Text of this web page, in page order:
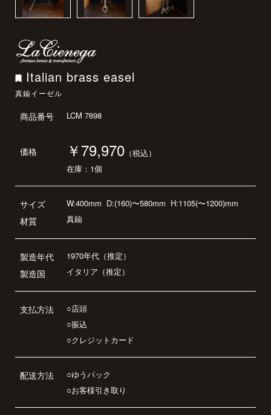
Italian brass easel
真鍮イーゼル
商品番号 LCM 7698
価格 ￥79,970 （税込）
在庫：1個
サイズ
材質
W:400mm D:(160)〜580mm H:1105(〜1200)mm
真鍮
製造年代
製造国
1970年代（推定）
イタリア（推定）
支払方法
○店頭
○振込
○クレジットカード
配送方法
○ゆうパック
○お客様引き取り